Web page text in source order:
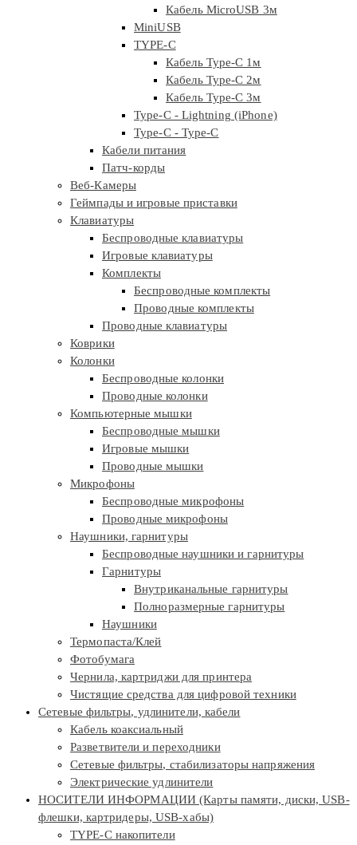
Кабель MicroUSB 3м
MiniUSB
TYPE-C
Кабель Type-C 1м
Кабель Type-C 2м
Кабель Type-C 3м
Type-C - Lightning (iPhone)
Type-C - Type-C
Кабели питания
Патч-корды
Веб-Камеры
Геймпады и игровые приставки
Клавиатуры
Беспроводные клавиатуры
Игровые клавиатуры
Комплекты
Беспроводные комплекты
Проводные комплекты
Проводные клавиатуры
Коврики
Колонки
Беспроводные колонки
Проводные колонки
Компьютерные мышки
Беспроводные мышки
Игровые мышки
Проводные мышки
Микрофоны
Беспроводные микрофоны
Проводные микрофоны
Наушники, гарнитуры
Беспроводные наушники и гарнитуры
Гарнитуры
Внутриканальные гарнитуры
Полноразмерные гарнитуры
Наушники
Термопаста/Клей
Фотобумага
Чернила, картриджи для принтера
Чистящие средства для цифровой техники
Сетевые фильтры, удлинители, кабели
Кабель коаксиальный
Разветвители и переходники
Сетевые фильтры, стабилизаторы напряжения
Электрические удлинители
НОСИТЕЛИ ИНФОРМАЦИИ (Карты памяти, диски, USB-
флешки, картридеры, USB-хабы)
TYPE-C накопители